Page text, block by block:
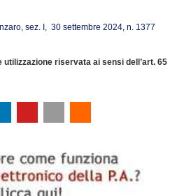
sez. I, 30 settembre 2024, n. 1377
riservata ai sensi dell’art. 65